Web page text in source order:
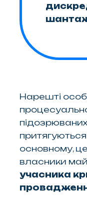
Нарешті
основному,
власники
учасника